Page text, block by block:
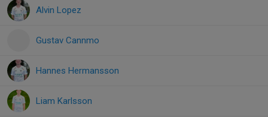
Alvin Lopez
Gustav Cannmo
Hannes Hermansson
Liam Karlsson